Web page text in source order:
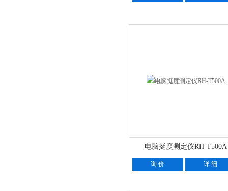
电脑挺度测定仪RH-T500A
询 价 详 细